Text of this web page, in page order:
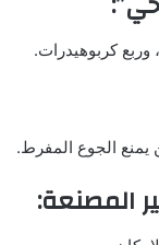
كربوهيدرات.